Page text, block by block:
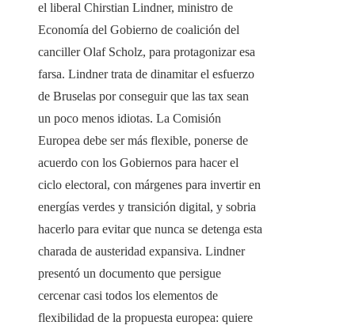
el liberal Chirstian Lindner, ministro de
Economía del Gobierno de coalición del
canciller Olaf Scholz, para protagonizar esa
farsa. Lindner trata de dinamitar el esfuerzo
de Bruselas por conseguir que las tax sean
un poco menos idiotas. La Comisión
Europea debe ser más flexible, ponerse de
acuerdo con los Gobiernos para hacer el
ciclo electoral, con márgenes para invertir en
energías verdes y transición digital, y sobria
hacerlo para evitar que nunca se detenga esta
charada de austeridad expansiva. Lindner
presentó un documento que persigue
cercenar casi todos los elementos de
flexibilidad de la propuesta europea: quiere